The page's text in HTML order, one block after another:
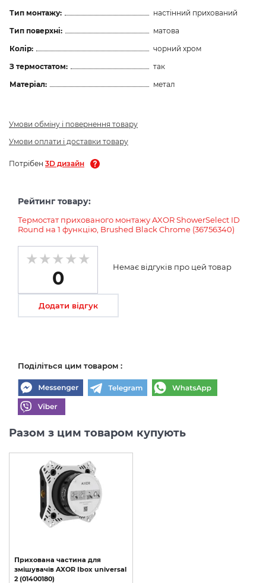
Тип монтажу:
настінний прихований
Тип поверхні:
матова
Колір:
чорний хром
З термостатом:
так
Матеріал:
метал
Умови обміну і повернення товару
Умови оплати і доставки товару
Потрібен 3D дизайн
Рейтинг товару:
Термостат прихованого монтажу AXOR ShowerSelect ID
Round на 1 функцію, Brushed Black Chrome (36756340)
0
Немає відгуків про цей товар
Додати відгук
Поділіться цим товаром :
Разом з цим товаром купують
Прихована частина для
змішувачів AXOR Ibox universal
2 (01400180)